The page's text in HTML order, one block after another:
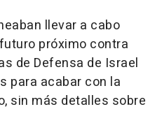
llevar a cabo
próximo contra
de Defensa de Israel
para acabar con la
sin más detalles sobre